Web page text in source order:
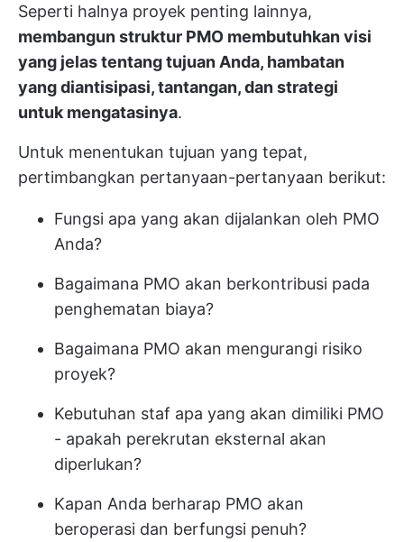
Seperti halnya proyek penting lainnya,
membangun struktur PMO membutuhkan visi
yang jelas tentang tujuan Anda, hambatan
yang diantisipasi, tantangan, dan strategi
untuk mengatasinya.
Untuk menentukan tujuan yang tepat,
pertimbangkan pertanyaan-pertanyaan berikut:
Fungsi apa yang akan dijalankan oleh PMO
Anda?
Bagaimana PMO akan berkontribusi pada
penghematan biaya?
Bagaimana PMO akan mengurangi risiko
proyek?
Kebutuhan staf apa yang akan dimiliki PMO
- apakah perekrutan eksternal akan
diperlukan?
Kapan Anda berharap PMO akan
beroperasi dan berfungsi penuh?